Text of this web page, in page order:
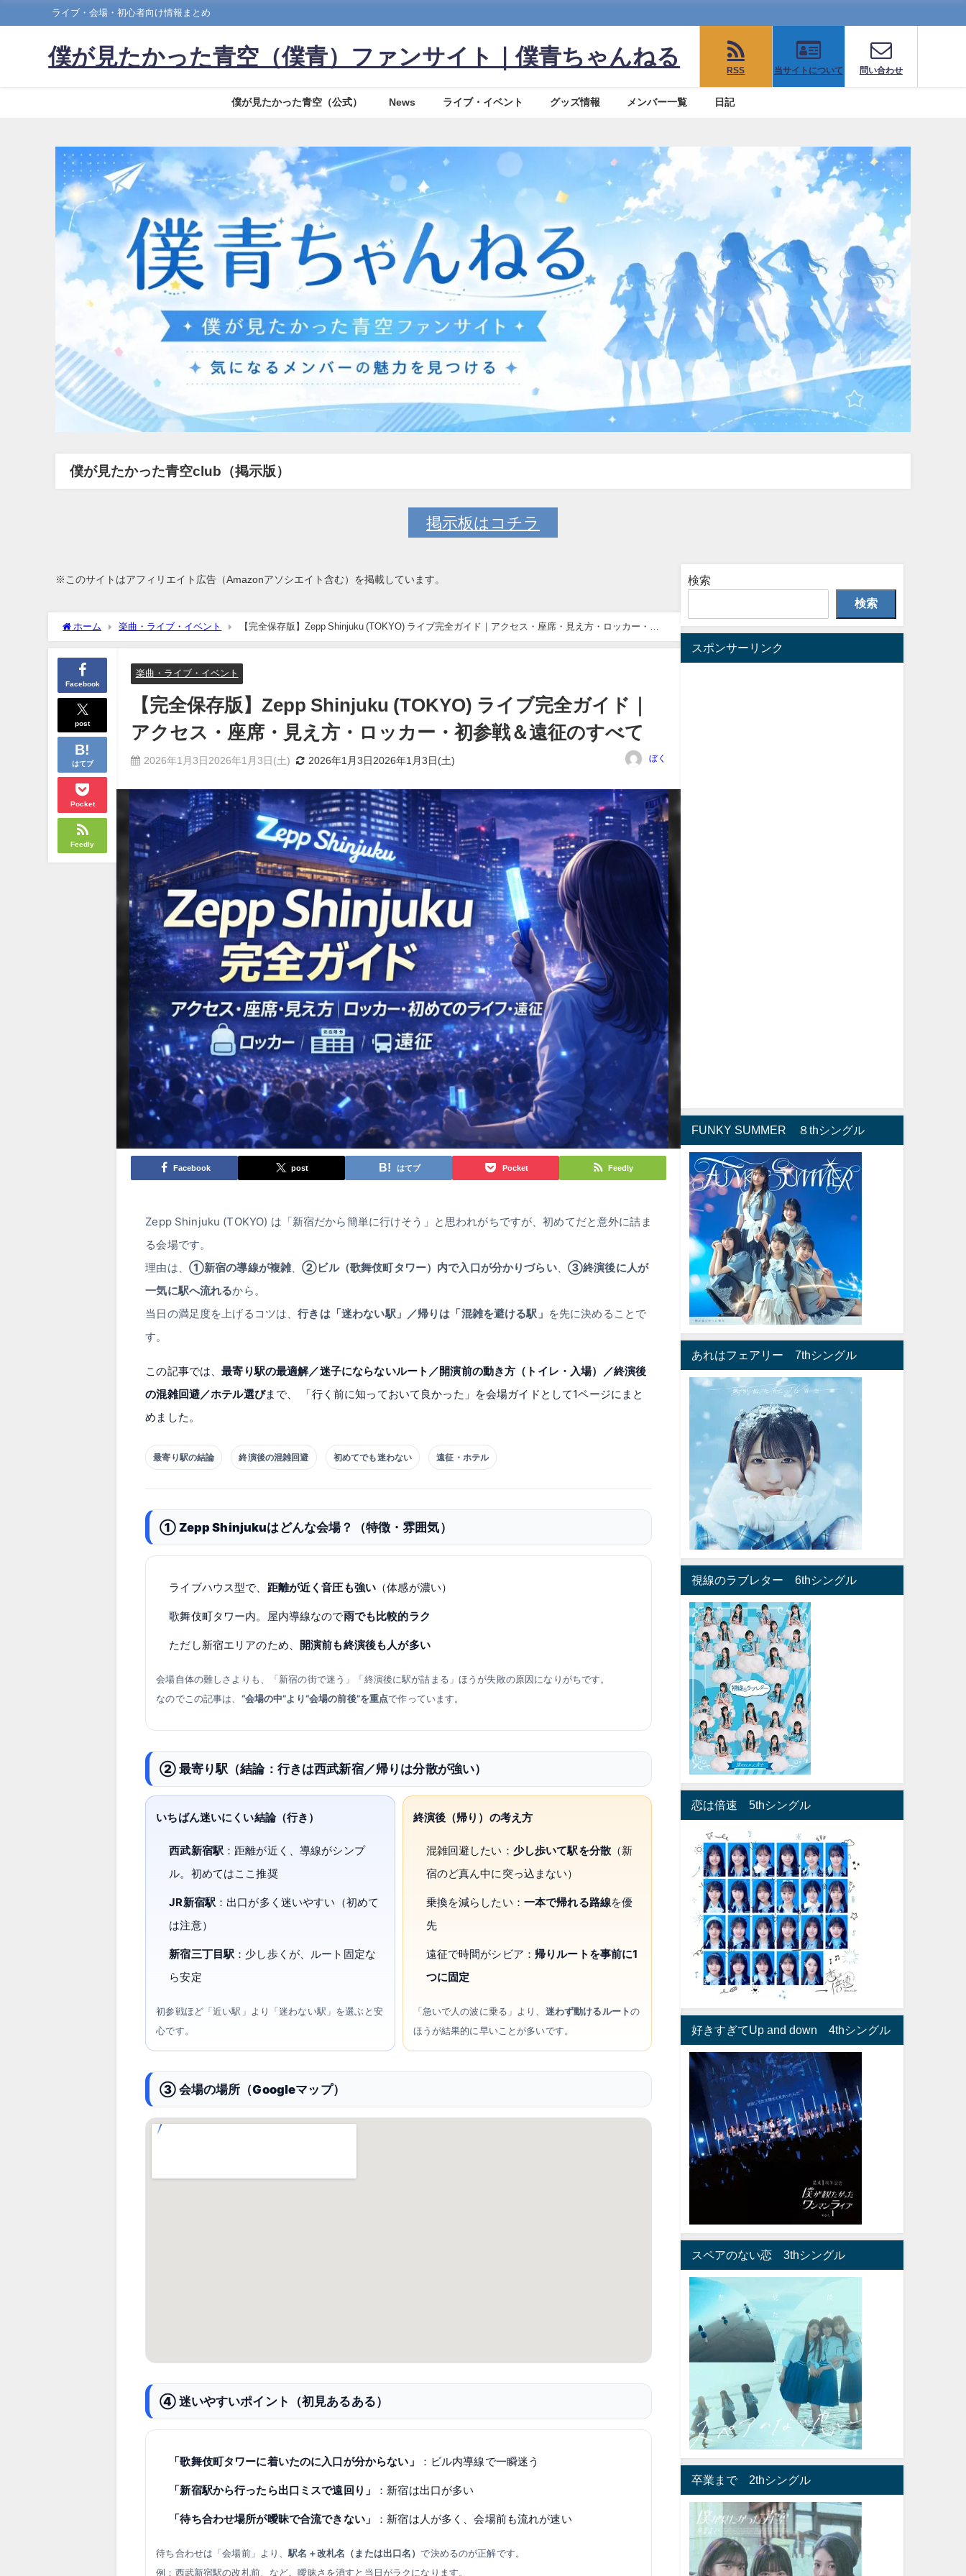
ライブ・会場・初心者向け情報まとめ
僕が見たかった青空（僕青）ファンサイト｜僕青ちゃんねる
RSS 当サイトについて 問い合わせ
僕が見たかった青空（公式） News ライブ・イベント グッズ情報 メンバー一覧 日記
僕が見たかった青空club（掲示版）
掲示板はコチラ
※このサイトはアフィリエイト広告（Amazonアソシエイト含む）を掲載しています。
ホーム 楽曲・ライブ・イベント
【完全保存版】Zepp Shinjuku (TOKYO) ライブ完全ガイド｜アクセス・座席・見え方・ロッカー・初
参戦＆遠征のすべて
Facebook
post
はてブ
Pocket
Feedly
楽曲・ライブ・イベント
【完全保存版】Zepp Shinjuku (TOKYO) ライブ完全ガイド｜
アクセス・座席・見え方・ロッカー・初参戦＆遠征のすべて
2026年1月3日2026年1月3日(土) 2026年1月3日2026年1月3日(土) ぼく
Facebook post はてブ Pocket Feedly
Zepp Shinjuku (TOKYO) は「新宿だから簡単に行けそう」と思われがちですが、初めてだと意外に詰ま
る会場です。
理由は、 ①新宿の導線が複雑、②ビル（歌舞伎町タワー）内で入口が分かりづらい、 ③終演後に人が
一気に駅へ流れるから。
当日の満足度を上げるコツは、行きは「迷わない駅」／帰りは「混雑を避ける駅」 を先に決めることで
す。
この記事では、最寄り駅の最適解／迷子にならないルート／開演前の動き方（トイレ・入場）／終演後
の混雑回避／ホテル選びまで、 「行く前に知っておいて良かった」を会場ガイドとして1ページにまと
めました。
最寄り駅の結論 終演後の混雑回避 初めてでも迷わない 遠征・ホテル
① Zepp Shinjukuはどんな会場？（特徴・雰囲気）
ライブハウス型で、 距離が近く音圧も強い （体感が濃い）
歌舞伎町タワー内。屋内導線なので雨でも比較的ラク
ただし新宿エリアのため、 開演前も終演後も人が多い
会場自体の難しさよりも、「新宿の街で迷う」「終演後に駅が詰まる」ほうが失敗の原因になりがちです。
なのでこの記事は、 “会場の中”より“会場の前後”を重点で作っています。
② 最寄り駅（結論：行きは西武新宿／帰りは分散が強い）
いちばん迷いにくい結論（行き）
西武新宿駅：距離が近く、導線がシンプ
ル。初めてはここ推奨
JR新宿駅：出口が多く迷いやすい（初めて
は注意）
新宿三丁目駅 ：少し歩くが、ルート固定な
ら安定
初参戦ほど「近い駅」より「迷わない駅」を選ぶと安
心です。
終演後（帰り）の考え方
混雑回避したい： 少し歩いて駅を分散 （新
宿のど真ん中に突っ込まない）
乗換を減らしたい： 一本で帰れる路線を優
先
遠征で時間がシビア： 帰りルートを事前に1
つに固定
「急いで人の波に乗る」より、 迷わず動けるルートの
ほうが結果的に早いことが多いです。
③ 会場の場所（Googleマップ）
④ 迷いやすいポイント（初見あるある）
「歌舞伎町タワーに着いたのに入口が分からない」 ：ビル内導線で一瞬迷う
「新宿駅から行ったら出口ミスで遠回り」 ：新宿は出口が多い
「待ち合わせ場所が曖昧で合流できない」 ：新宿は人が多く、会場前も流れが速い
待ち合わせは「会場前」より、駅名＋改札名（または出口名）で決めるのが正解です。
例：西武新宿駅の改札前、など。曖昧さを消すと当日がラクになります。
検索
検索
スポンサーリンク
FUNKY SUMMER ８thシングル
あれはフェアリー 7thシングル
視線のラブレター 6thシングル
恋は倍速 5thシングル
好きすぎてUp and down 4thシングル
スペアのない恋 3thシングル
卒業まで 2thシングル